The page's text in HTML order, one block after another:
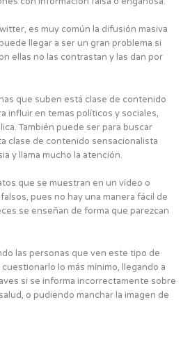
es muy común la difusión masiva
llegar a ser un gran problema si
ellas no las contrastan y las dan por
que suben está clase de contenido
influir en temas políticos y sociales,
También puede ser para buscar
clase de contenido sensacionalista
y llama mucho la atención.
que se muestran en un vídeo o
pues no hay una manera fácil de
se enseñan de forma que parezcan
las personas que ven este tipo de
lo más mínimo, llegando a
si se informa incorrectamente sobre
o pudiendo manchar la imagen de